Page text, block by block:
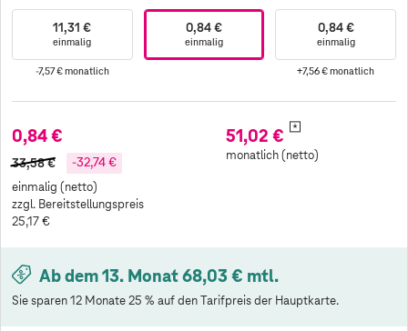
11,31 €
einmalig
-7,57 €monatlich
0,84 €
einmalig
0,84 €
einmalig
+7,56 €monatlich
0,84 €
33,58 €
-32,74 €
einmalig (netto)
zzgl. Bereitstellungspreis
25,17 €
51,02 € *
monatlich (netto)
Ab dem 13. Monat 68,03 € mtl.
Sie sparen 12 Monate 25 % auf den Tarifpreis der Hauptkarte.